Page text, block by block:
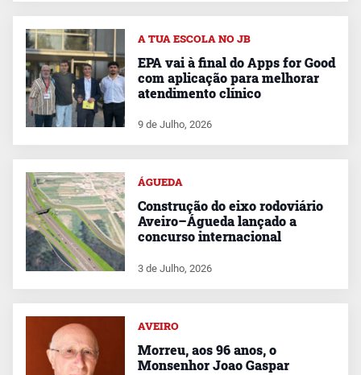
A TUA ESCOLA NO JB
EPA vai à final do Apps for Good
com aplicação para melhorar
atendimento clínico
9 de Julho, 2026
ÁGUEDA
Construção do eixo rodoviário
Aveiro–Águeda lançado a
concurso internacional
3 de Julho, 2026
AVEIRO
Morreu, aos 96 anos, o
Monsenhor Joao Gaspar